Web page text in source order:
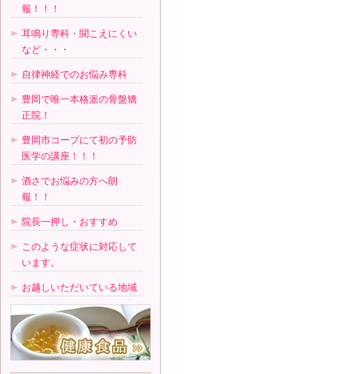
報！！！
耳鳴り専科・聞こえにくい
など・・・
自律神経でのお悩み専科
豊岡で唯一本格派の骨盤矯
正院！
豊岡市コープにて初の予防
医学の講座！！！
酒さでお悩みの方へ朗
報！！
院長一押し・おすすめ
このような症状に対応して
います。
お越しいただいている地域